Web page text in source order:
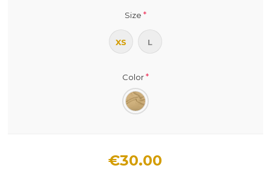
Size *
XS L
Color*
€30.00